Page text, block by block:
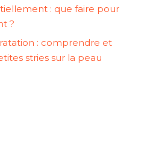
: que faire pour
?
: comprendre et
stries sur la peau